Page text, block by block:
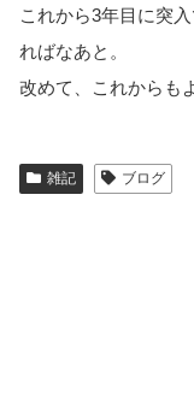
これから3年目に突
ればなあと。
改めて、これからも
雑記 ブログ